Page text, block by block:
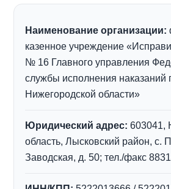
Наименование организации:
казенное учреждение
№ 16 Главного управления
службы исполнения наказаний
Нижегородской области»
Юридический адрес: 603041,
область, Лысковский район, с.
Заводская, д. 50; тел./факс